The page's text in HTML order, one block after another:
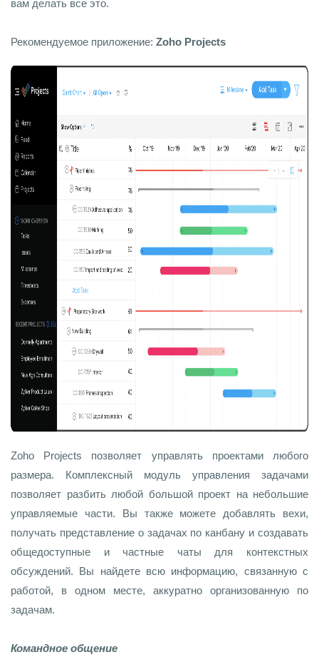
вам делать все это.
Рекомендуемое приложение: Zoho Projects
Zoho Projects позволяет управлять проектами любого
размера. Комплексный модуль управления задачами
позволяет разбить любой большой проект на небольшие
управляемые части. Вы также можете добавлять вехи,
получать представление о задачах по канбану и создавать
общедоступные и частные чаты для контекстных
обсуждений. Вы найдете всю информацию, связанную с
работой, в одном месте, аккуратно организованную по
задачам.
Командное общение